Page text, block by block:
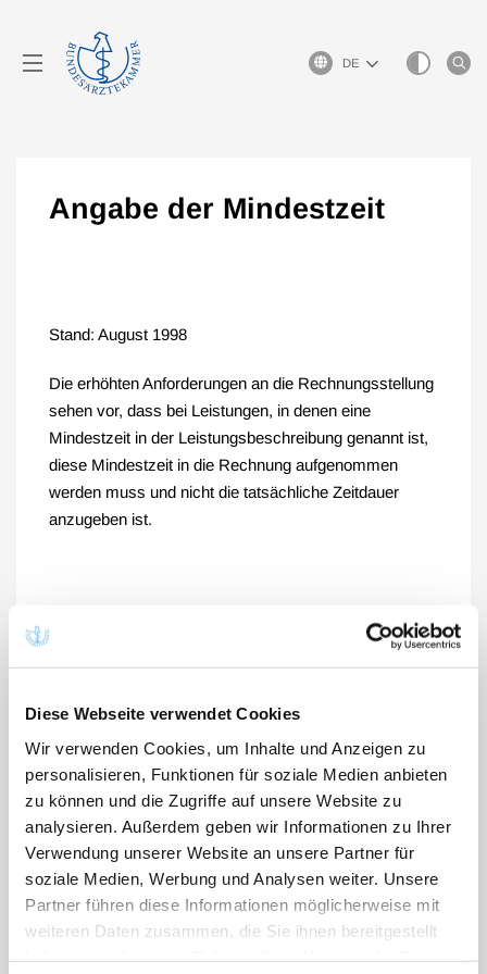
Diese Webseite verwendet Cookies
Wir verwenden Cookies, um Inhalte und Anzeigen zu
personalisieren, Funktionen für soziale Medien anbieten
zu können und die Zugriffe auf unsere Website zu
analysieren. Außerdem geben wir Informationen zu Ihrer
Verwendung unserer Website an unsere Partner für
soziale Medien, Werbung und Analysen weiter. Unsere
Partner führen diese Informationen möglicherweise mit
weiteren Daten zusammen, die Sie ihnen bereitgestellt
Sprachauswahl
Angabe der Mindestzeit
Stand: August 1998
Die erhöhten Anforderungen an die Rechnungsstellung
sehen vor, dass bei Leistungen, in denen eine
Mindestzeit in der Leistungsbeschreibung genannt ist,
diese Mindestzeit in die Rechnung aufgenommen
werden muss und nicht die tatsächliche Zeitdauer
anzugeben ist.
Vergütung
Vergütung
Angabe der Mindestzeit
GOÄ-Ratgeber